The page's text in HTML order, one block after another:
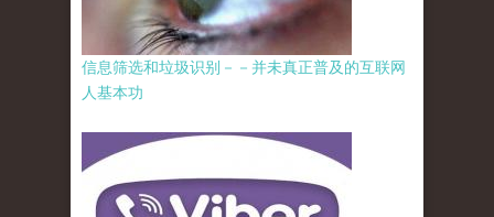
信息筛选和垃圾识别－－并未真正普及的互联网
人基本功